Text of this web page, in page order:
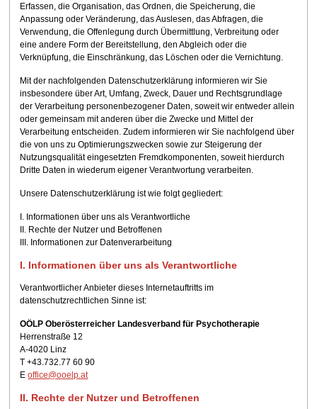
Erfassen, die Organisation, das Ordnen, die Speicherung, die
Anpassung oder Veränderung, das Auslesen, das Abfragen, die
Verwendung, die Offenlegung durch Übermittlung, Verbreitung oder
eine andere Form der Bereitstellung, den Abgleich oder die
Verknüpfung, die Einschränkung, das Löschen oder die Vernichtung.
Mit der nachfolgenden Datenschutzerklärung informieren wir Sie
insbesondere über Art, Umfang, Zweck, Dauer und Rechtsgrundlage
der Verarbeitung personenbezogener Daten, soweit wir entweder allein
oder gemeinsam mit anderen über die Zwecke und Mittel der
Verarbeitung entscheiden. Zudem informieren wir Sie nachfolgend über
die von uns zu Optimierungszwecken sowie zur Steigerung der
Nutzungsqualität eingesetzten Fremdkomponenten, soweit hierdurch
Dritte Daten in wiederum eigener Verantwortung verarbeiten.
Unsere Datenschutzerklärung ist wie folgt gegliedert:
I. Informationen über uns als Verantwortliche
II. Rechte der Nutzer und Betroffenen
III. Informationen zur Datenverarbeitung
I. Informationen über uns als Verantwortliche
Verantwortlicher Anbieter dieses Internetauftritts im
datenschutzrechtlichen Sinne ist:
OÖLP Oberösterreicher Landesverband für Psychotherapie
Herrenstraße 12
A-4020 Linz
T +43.732.77 60 90
Eoffice@ooelp.at
II. Rechte der Nutzer und Betroffenen